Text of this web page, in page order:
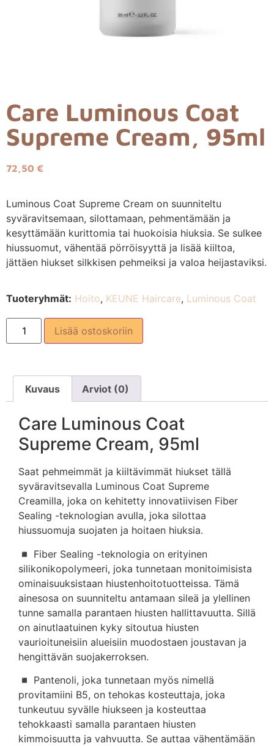
Care Luminous Coat
Supreme Cream, 95ml
72,50 €
Luminous Coat Supreme Cream on suunniteltu
syväravitsemaan, silottamaan, pehmentämään ja
kesyttämään kurittomia tai huokoisia hiuksia. Se sulkee
hiussuomut, vähentää pörröisyyttä ja lisää kiiltoa,
jättäen hiukset silkkisen pehmeiksi ja valoa heijastaviksi.
Tuoteryhmät: Hoito, KEUNE Haircare, Luminous Coat
Lisää ostoskoriin
Kuvaus Arviot (0)
Care Luminous Coat
Supreme Cream, 95ml
Saat pehmeimmät ja kiiltävimmät hiukset tällä
syväravitsevalla Luminous Coat Supreme
Creamilla, joka on kehitetty innovatiivisen Fiber
Sealing -teknologian avulla, joka silottaa
hiussuomuja suojaten ja hoitaen hiuksia.
◾ Fiber Sealing -teknologia on erityinen
silikonikopolymeeri, joka tunnetaan monitoimisista
ominaisuuksistaan hiustenhoitotuotteissa. Tämä
ainesosa on suunniteltu antamaan sileä ja ylellinen
tunne samalla parantaen hiusten hallittavuutta. Sillä
on ainutlaatuinen kyky sitoutua hiusten
vaurioituneisiin alueisiin muodostaen joustavan ja
hengittävän suojakerroksen.
◾ Pantenoli, joka tunnetaan myös nimellä
provitamiini B5, on tehokas kosteuttaja, joka
tunkeutuu syvälle hiukseen ja kosteuttaa
tehokkaasti samalla parantaen hiusten
kimmoisuutta ja vahvuutta. Se auttaa vähentämään